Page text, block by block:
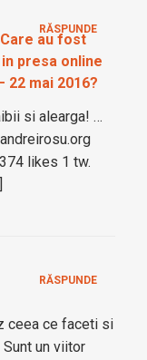
au fost
presa online
22 mai 2016?
si alearga! …
likes 1 tw.
RĂSPUNDE
ceea ce faceti si
un viitor
RĂSPUNDE